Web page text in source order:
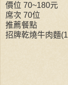
價位 70~180元
席次 70位
推薦餐點
招牌乾燒牛肉麵